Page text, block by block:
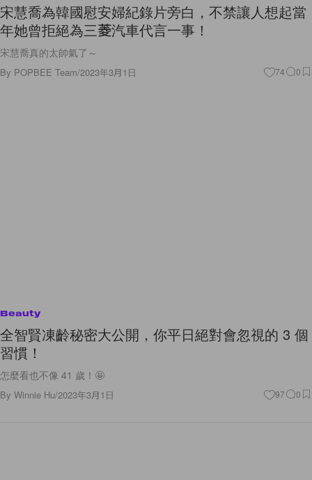
宋慧喬為韓國慰安婦紀錄片旁白，不禁讓人想起當
年她曾拒絕為三菱汽車代言一事！
宋慧喬真的太帥氣了～
By POPBEE Team/2023年3月1日 74 0
Beauty
全智賢凍齡秘密大公開，你平日絕對會忽視的 3 個
習慣！
怎麼看也不像 41 歲！🤩
By Winnie Hu/2023年3月1日 97 0